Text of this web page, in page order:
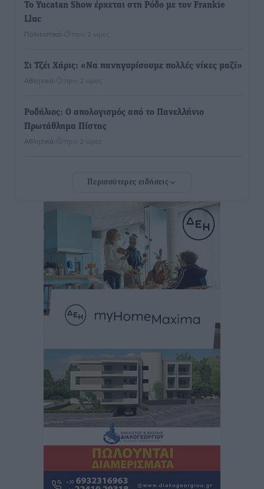
Το Yucatan Show έρχεται στη Ρόδο με τον Frankie
Lluc
Πολιτιστικά πριν 2 ώρες
Σι Τζέι Χάρις: «Να πανηγυρίσουμε πολλές νίκες μαζί»
Αθλητικά πριν 2 ώρες
Ροδήλιος: Ο απολογισμός από το Πανελλήνιο
Πρωτάθλημα Πίστας
Αθλητικά πριν 2 ώρες
πριν 3 ώρες
Γ.Σ. Διαγόρας: Εντατική προετοιμασία και επιστροφή
Ρίζου στις Ακαδημίες
Αθλητικά• πριν 3 ώρες
Εθνική Ανδρών: Ραντεβού στο Telekom Center Athens
Αθλητικά
ΕΠΟ: Απέσυρε τη στήριξή της στην υποψηφιότητα
πριν 3 ώρες
Φοίβος Κω: Το «ευχαριστώ» για το 9ο Kos 3X3
Basketball Festival
Αθλητικά• πριν 3 ώρες
6ο Kalymnos 3X3: Ολοκληρώθηκε με μεγάλη επιτυχία,
πριν 3 ώρες
Περισσότερες ειδήσεις